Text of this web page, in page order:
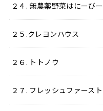
２４. 無農薬野菜はにーびー
２５.クレヨンハウス
２６. トトノウ
２７. フレッシュファースト